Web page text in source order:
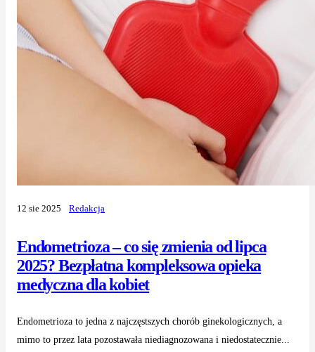
Endometrioza – co się zmienia od lipca
2025? Bezpłatna kompleksowa opieka
medyczna dla kobiet
12 sie 2025 Redakcja
Endometrioza to jedna z najczęstszych chorób ginekologicznych, a
mimo to przez lata pozostawała niediagnozowana i niedostatecznie...